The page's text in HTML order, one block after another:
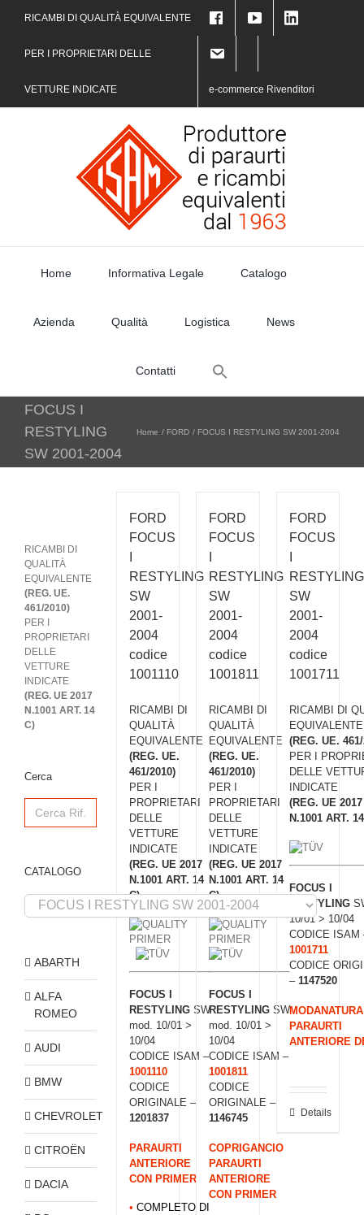
RICAMBI DI QUALITÀ EQUIVALENTE
PER I PROPRIETARI DELLE
VETTURE INDICATE e-commerce Rivenditori
Home Informativa Legale Catalogo
Azienda Qualità Logistica News
Contatti
Search
for:
FOCUS I
RESTYLING
SW 2001-2004
Home FORD FOCUS I RESTYLING SW 2001-2004
FORD
FOCUS
RESTYLING
SW
2001-
2004
codice
1001110
RICAMBI DI
QUALITÀ
EQUIVALENTE
(REG. UE.
461/2010)
PER I
PROPRIETARI
DELLE
VETTURE
INDICATE
(REG. UE 2017
N.1001 ART. 14
C)
FOCUS I
RESTYLINGSW
mod. 10/01 >
10/04
CODICE ISAM –
1001110
CODICE
ORIGINALE –
1201837
PARAURTI
ANTERIORE
CON PRIMER
• COMPLETO DI
FORD
FOCUS
RESTYLING
SW
2001-
2004
codice
1001811
RICAMBI DI
QUALITÀ
EQUIVALENTE
(REG. UE.
461/2010)
PER I
PROPRIETARI
DELLE
VETTURE
INDICATE
(REG. UE 2017
N.1001 ART. 14
C)
FOCUS I
RESTYLING SW
mod. 10/01 >
10/04
CODICE ISAM –
1001811
CODICE
ORIGINALE –
1146745
COPRIGANCIO
PARAURTI
ANTERIORE
CON PRIMER
FORD
FOCUS
RESTYLING
SW
2001-
2004
codice
1001711
RICAMBI DI
EQUIVALENTE
(REG. UE.
PER I
DELLE
INDICATE
(REG. UE 2017
N.1001 ART.
FOCUS I
RESTYLING
10/01 > 10/04
CODICE ISAM
1001711
CODICE
– 1147520
MODANATURA
PARAURTI
ANTERIORE
Details
RICAMBI DI
QUALITÀ
EQUIVALENTE
(REG. UE.
461/2010)
PER I
PROPRIETARI
DELLE
VETTURE
INDICATE
(REG. UE 2017
N.1001 ART. 14
C)
Cerca
Search
for:
CATALOGO
ABARTH
ALFA
ROMEO
AUDI
BMW
CHEVROLET
CITROËN
DACIA